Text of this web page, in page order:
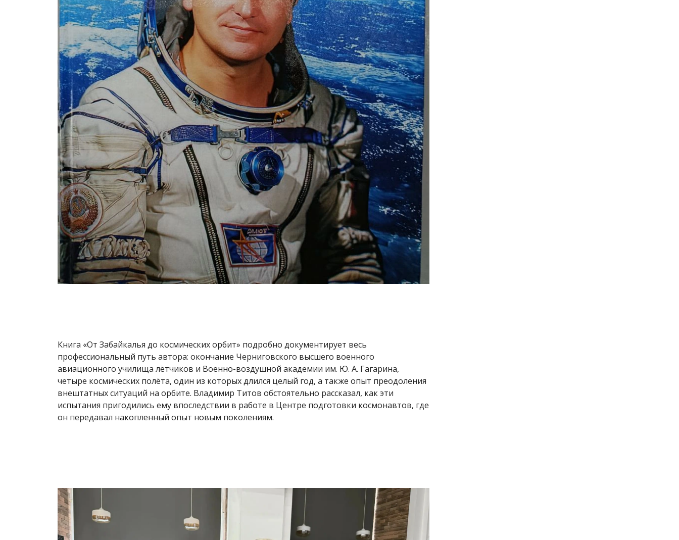
Книга «От Забайкалья до космических орбит» подробно документирует весь
профессиональный путь автора: окончание Черниговского высшего военного
авиационного училища лётчиков и Военно-воздушной академии им. Ю. А. Гагарина,
четыре космических полёта, один из которых длился целый год, а также опыт преодоления
внештатных ситуаций на орбите. Владимир Титов обстоятельно рассказал, как эти
испытания пригодились ему впоследствии в работе в Центре подготовки космонавтов, где
он передавал накопленный опыт новым поколениям.